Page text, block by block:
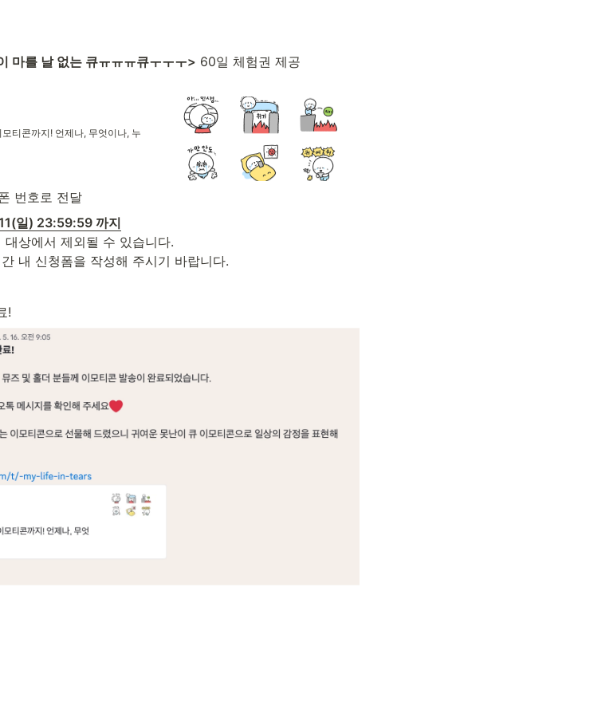
마를 날 없는 큐ㅠㅠㅠ큐ㅜㅜㅜ> 60일 체험권 제공
티콘까지! 언제나, 무엇이나, 누
번호로 전달
일) 23:59:59 까지
상에서 제외될 수 있습니다.
내 신청폼을 작성해 주시기 바랍니다.
!